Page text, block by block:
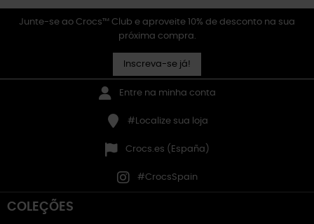
Junte-se ao Crocs™ Club e aproveite 10% de desconto na sua
próxima compra.
Inscreva-se já!
Entre na minha conta
#Localize sua loja
Crocs.es (España)
#CrocsSpain
COLEÇÕES